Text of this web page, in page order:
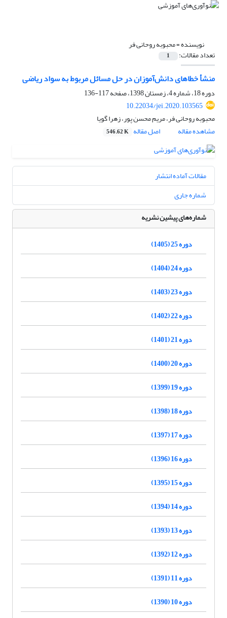
نویسنده =محبوبه روحانی فر
تعداد مقالات: 1
منشأ خطاهای دانش‌آموزان در حل مسائل مربوط به سواد ریاضی
دوره 18، شماره 4، زمستان 1398، صفحه
117-136
10.22034/jei.2020.103565
محبوبه روحانی فر، مریم محسن پور، زهرا گویا
مشاهده مقاله
اصل مقاله 546.62 K
مقالات آماده انتشار
شماره جاری
شماره‌های پیشین نشریه
دوره 25 (1405)
دوره 24 (1404)
دوره 23 (1403)
دوره 22 (1402)
دوره 21 (1401)
دوره 20 (1400)
دوره 19 (1399)
دوره 18 (1398)
دوره 17 (1397)
دوره 16 (1396)
دوره 15 (1395)
دوره 14 (1394)
دوره 13 (1393)
دوره 12 (1392)
دوره 11 (1391)
دوره 10 (1390)